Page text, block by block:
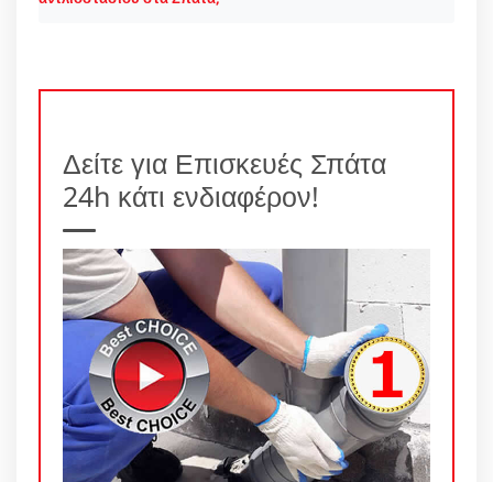
Δείτε για Επισκευές Σπάτα
24h κάτι ενδιαφέρον!